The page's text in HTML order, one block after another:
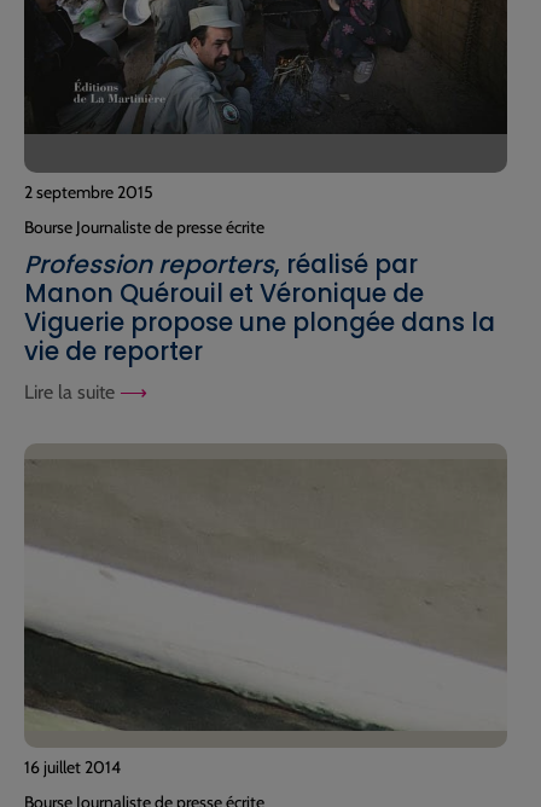
2 septembre 2015
Bourse Journaliste de presse écrite
Profession reporters, réalisé par
Manon Quérouil et Véronique de
Viguerie propose une plongée dans la
vie de reporter
Lire la suite
16 juillet 2014
Bourse Journaliste de presse écrite